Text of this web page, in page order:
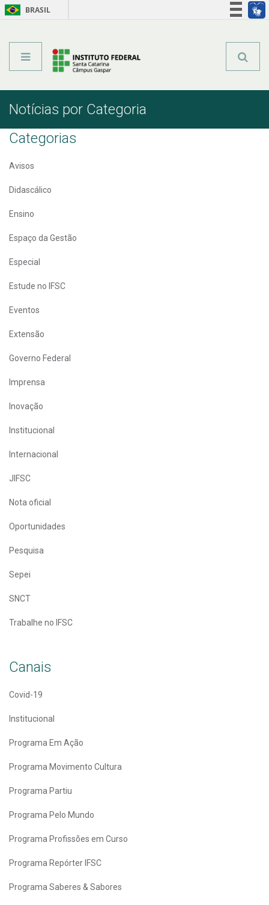
BRASIL
Notícias por Categoria
Categorias
Avisos
Didascálico
Ensino
Espaço da Gestão
Especial
Estude no IFSC
Eventos
Extensão
Governo Federal
Imprensa
Inovação
Institucional
Internacional
JIFSC
Nota oficial
Oportunidades
Pesquisa
Sepei
SNCT
Trabalhe no IFSC
Canais
Covid-19
Institucional
Programa Em Ação
Programa Movimento Cultura
Programa Partiu
Programa Pelo Mundo
Programa Profissões em Curso
Programa Repórter IFSC
Programa Saberes & Sabores